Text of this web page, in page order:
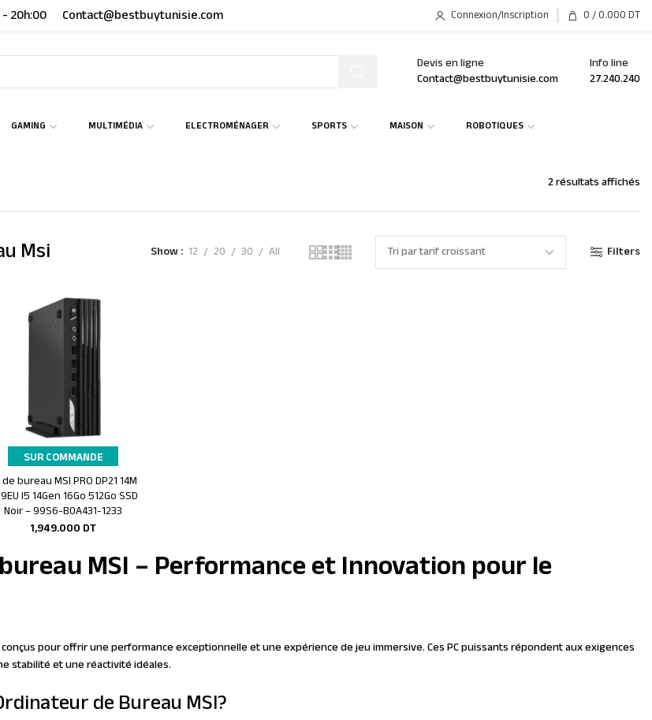
20h:00 Contact@bestbuytunisie.com Connexion/Inscription 0 / 0.000 DT
Devis en ligne
Contact@bestbuytunisie.com
Info line
27.240.240
GAMING MULTIMÉDIA ELECTROMÉNAGER SPORTS MAISON
ROBOTIQUES
2 résultats affichés
Msi Show 12 20 30 All Filters
SUR COMMANDE
Ajouter au panier
de bureau MSI PRO DP21 14M
I5 14Gen 16Go 512Go SSD
Noir – 99S6-B0A431-1233
1,949.000 DT
MSI – Performance et Innovation pour le
pour offrir une performance exceptionnelle et une expérience de jeu immersive. Ces PC puissants répondent aux exigences
stabilité et une réactivité idéales.
de Bureau MSI?